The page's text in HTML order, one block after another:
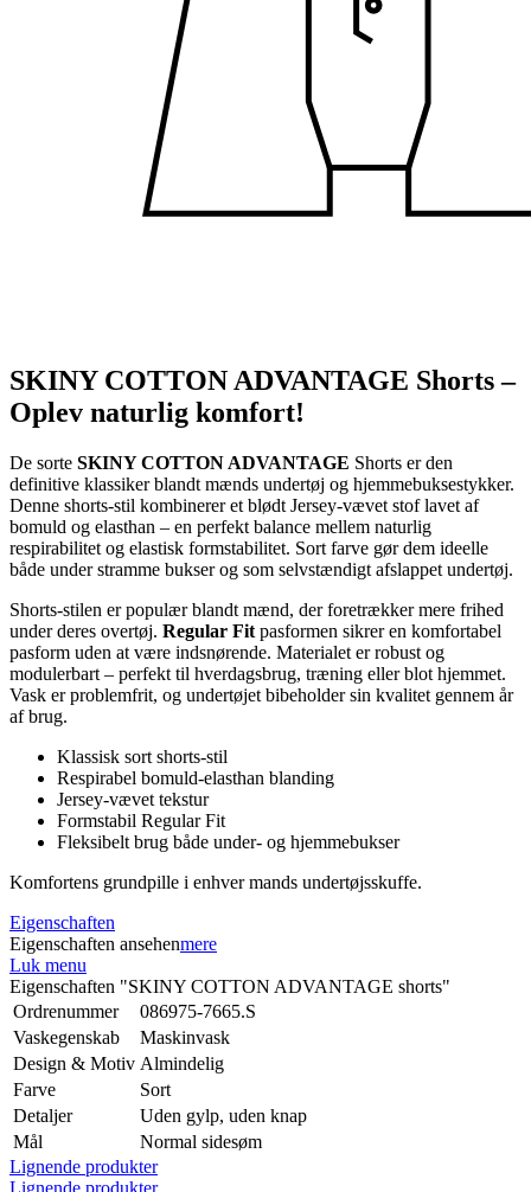
SKINY COTTON ADVANTAGE Shorts –
Oplev naturlig komfort!
De sorte SKINY COTTON ADVANTAGE Shorts er den
definitive klassiker blandt mænds undertøj og hjemmebuksestykker.
Denne shorts-stil kombinerer et blødt Jersey-vævet stof lavet af
bomuld og elasthan – en perfekt balance mellem naturlig
respirabilitet og elastisk formstabilitet. Sort farve gør dem ideelle
både under stramme bukser og som selvstændigt afslappet undertøj.
Shorts-stilen er populær blandt mænd, der foretrækker mere frihed
under deres overtøj. Regular Fit pasformen sikrer en komfortabel
pasform uden at være indsnørende. Materialet er robust og
modulerbart – perfekt til hverdagsbrug, træning eller blot hjemmet.
Vask er problemfrit, og undertøjet bibeholder sin kvalitet gennem år
af brug.
Klassisk sort shorts-stil
Respirabel bomuld-elasthan blanding
Jersey-vævet tekstur
Formstabil Regular Fit
Fleksibelt brug både under- og hjemmebukser
Komfortens grundpille i enhver mands undertøjsskuffe.
Eigenschaften
Eigenschaften ansehenmere
Luk menu
Eigenschaften "SKINY COTTON ADVANTAGE shorts"
Ordrenummer
086975-7665.S
Vaskegenskab
Maskinvask
Design & Motiv Almindelig
Farve
Sort
Detaljer
Uden gylp, uden knap
Mål
Normal sidesøm
Lignende produkter
Lignende produkter